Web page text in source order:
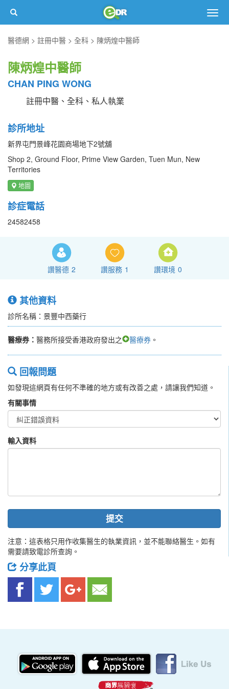
醫德網
註冊中醫 全科 陳炳煌中醫師
陳炳煌中醫師
CHAN PING WONG
註冊中醫、全科、私人執業
診所地址
新界屯門景峰花園商場地下2號舖
Shop 2, Ground Floor, Prime View Garden, Tuen Mun, New
Territories
地圖
診症電話
24582458
讚醫德 2 讚服務 1 讚環境 0
其他資料
診所名稱：景豐中西藥行
醫療券： 醫務所接受香港政府發出之 醫療券 。
回報問題
如發現這網頁有任何不準確的地方或有改善之處，請讓我們知道。
有關事情
輸入資料
提交
注意：這表格只用作收集醫生的執業資訊，並不能聯絡醫生。如有
需要請致電診所查詢。
分享此頁